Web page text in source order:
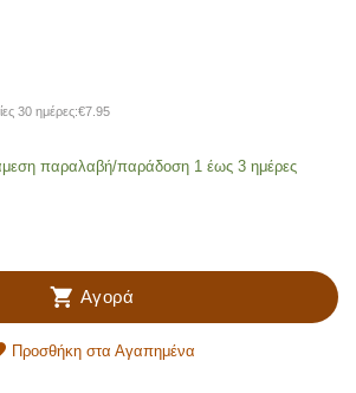
30 ημέρες:€7.95
παραλαβή/παράδοση 1 έως 3 ημέρες
Αγορά
Προσθήκη στα Αγαπημένα